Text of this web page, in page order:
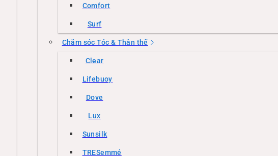
Comfort
Surf
Chăm sóc Tóc & Thân thể
Clear
Lifebuoy
Dove
Lux
Sunsilk
TRESemmé